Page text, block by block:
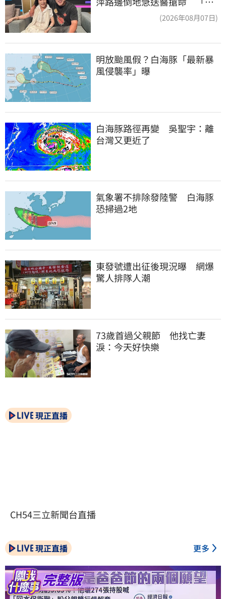
(2026年08月07日)
明放颱風假？白海豚「最新暴
風侵襲率」曝
白海豚路徑再變　吳聖宇：離
台灣又更近了
氣象署不排除發陸警　白海豚
恐掃過2地
東發號遭出征後現況曝　網爆
驚人排隊人潮
73歲首過父親節　他找亡妻
淚：今天好快樂
現正直播
CH54三立新聞台直播
現正直播 更多